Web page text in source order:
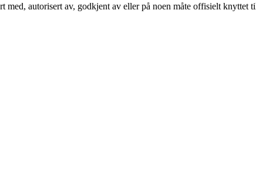
med, autorisert av, godkjent av eller på noen måte offisielt